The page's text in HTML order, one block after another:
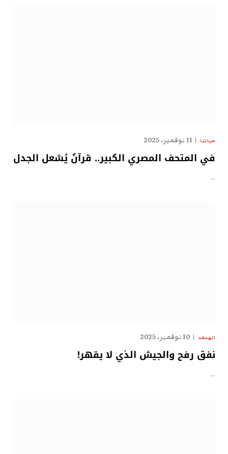
حياتنا 11 نوفمبر، 2025
في المتحف المصري الكبير.. قرآنٌ يُشعل الجدل
…
الهدهد 10 نوفمبر، 2025
نفق رفح والجيش الذي لا يقهر!
…